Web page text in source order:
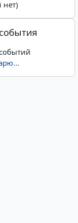
нет)
события